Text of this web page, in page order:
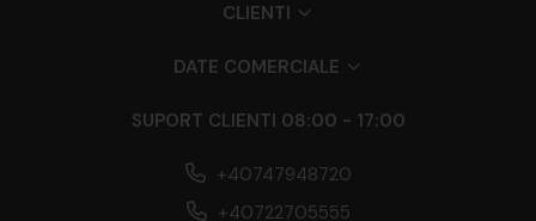
CLIENTI
DATE COMERCIALE
SUPORT CLIENTI 08:00 - 17:00
+40747948720
+40722705555